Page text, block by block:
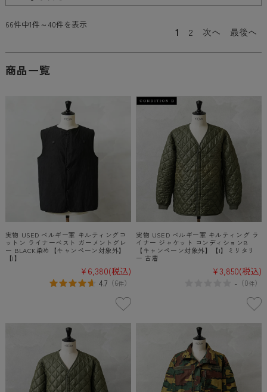
66件中1件～40件を表示
1 2 次へ 最後へ
商品一覧
実物 USED ベルギー軍 キルティングコ
ットン ライナーベスト ガーメントグレ
ー BLACK染め【キャンペーン対象外】
【I】
¥6,380(税込)
4.7（6件）
実物 USED ベルギー軍 キルティング ラ
イナー ジャケット コンディションB
【キャンペーン対象外】【I】ミリタリ
ー 古着
¥3,850(税込)
- （0件）